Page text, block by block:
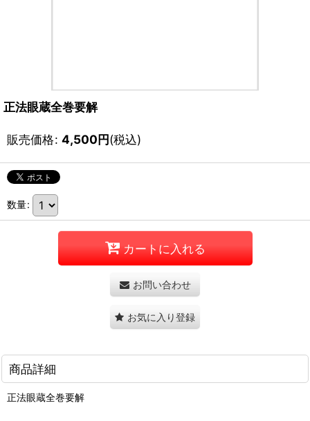
正法眼蔵全巻要解
販売価格: 4,500円(税込)
数量:
カートに入れる
お問い合わせ
お気に入り登録
商品詳細
正法眼蔵全巻要解